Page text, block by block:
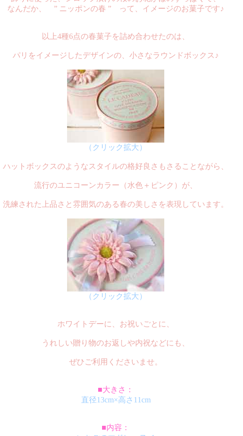
なんだか、 ” ニッポンの春 ” って、イメージのお菓子です♪
以上4種6点の春菓子を詰め合わせたのは、
パリをイメージしたデザインの、小さなラウンドボックス♪
（クリック拡大）
ハットボックスのようなスタイルの格好良さもさることながら、
流行のユニコーンカラー（水色＋ピンク）が、
洗練された上品さと雰囲気のある春の美しさを表現しています。
（クリック拡大）
ホワイトデーに、お祝いごとに、
うれしい贈り物のお返しや内祝などにも、
ぜひご利用くださいませ。
■大きさ：
直径13cm×高さ11cm
■内容：